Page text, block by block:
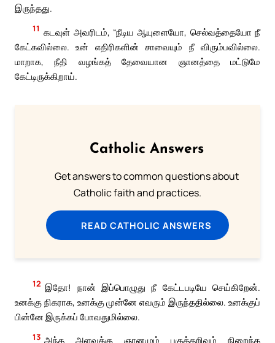
இருந்தது.
11 கடவுள் அவரிடம், “நீடிய ஆயுளையோ, செல்வத்தையோ நீ
கேட்கவில்லை. உன் எதிரிகளின் சாவையும் நீ விரும்பவில்லை.
மாறாக, நீதி வழங்கத் தேவையான ஞானத்தை மட்டுமே
கேட்டிருக்கிறாய்.
Catholic Answers
Get answers to common questions about
Catholic faith and practices.
READ CATHOLIC ANSWERS
12 இதோ! நான் இப்பொழுது நீ கேட்டபடியே செய்கிறேன்.
உனக்கு நிகராக, உனக்கு முன்னே எவரும் இருந்ததில்லை. உனக்குப்
பின்னே இருக்கப் போவதுமில்லை.
13 அந்த அளவுக்கு ஞானமும் பகுத்தறிவும் நிறைந்த